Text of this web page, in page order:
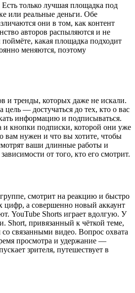
только лучшая площадка под
или реальные деньги. Обе
они в том, как контент
авторов распыляются и не
какая площадка подходит
меняются, поэтому
и тренды, которых даже не искали.
— достучаться до тех, кто о вас
информацию и подписываться.
и кнопки подписки, которой они уже
вам нужен и что вы хотите, чтобы
ваши длинные работы и
от того, кто его смотрит.
смотрит на реакцию и быстро
цифр, а совершенно новый аккаунт
YouTube Shorts играет вдолгую. У
Short, привязанный к чёткой теме,
связанными видео. Вопрос охвата
просмотра и удержание —
зрителя, путешествует в